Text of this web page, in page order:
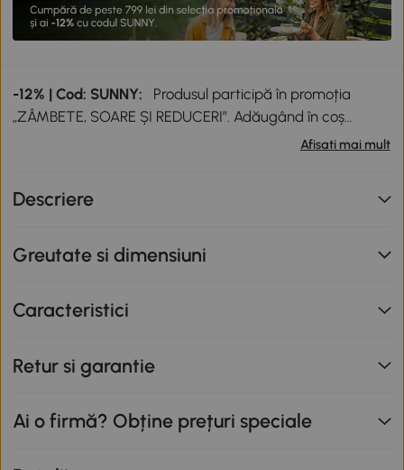
-12% | Cod: SUNNY:
Produsul participă în promoția
„ZÂMBETE, SOARE ȘI REDUCERI”. Adăugând în coș
produse participante în valoare totală de peste 799 lei,
valabilă până la data de 12.08.2026.
Afisati mai mult
Descriere
Greutate si dimensiuni
Caracteristici
Retur si garantie
Ai o firmă? Obține prețuri speciale